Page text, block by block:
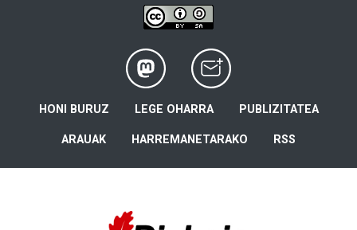
HONI BURUZ LEGE OHARRA PUBLIZITATEA
ARAUAK HARREMANETARAKO RSS